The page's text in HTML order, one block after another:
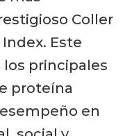
Coller
Este
los principales
proteína
en